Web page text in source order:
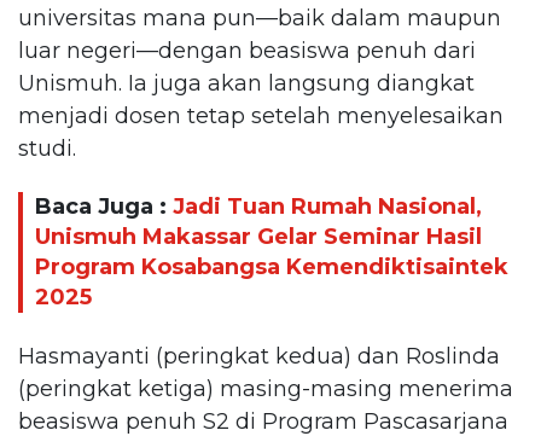
universitas mana pun—baik dalam maupun
luar negeri—dengan beasiswa penuh dari
Unismuh. Ia juga akan langsung diangkat
menjadi dosen tetap setelah menyelesaikan
studi.
Baca Juga : Jadi Tuan Rumah Nasional,
Unismuh Makassar Gelar Seminar Hasil
Program Kosabangsa Kemendiktisaintek
2025
Hasmayanti (peringkat kedua) dan Roslinda
(peringkat ketiga) masing-masing menerima
beasiswa penuh S2 di Program Pascasarjana